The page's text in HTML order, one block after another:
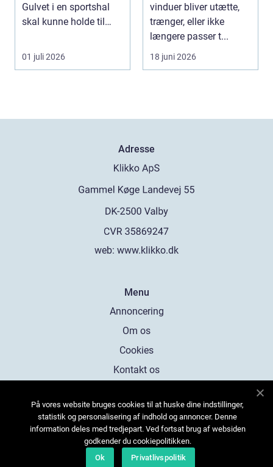
Gulvet i en sportshal
skal kunne holde til
01 juli 2026
vinduer bliver utætte,
trænger, eller ikke
længere passer t...
18 juni 2026
Adresse
web: www.klikko.dk
Menu
Annoncering
Om os
Cookies
Kontakt os
På vores website bruges cookies til at huske dine indstillinger,
statistik og personalisering af indhold og annoncer. Denne
information deles med tredjepart. Ved fortsat brug af websiden
godkender du cookiepolitikken.
Ok
Privatlivspolitik